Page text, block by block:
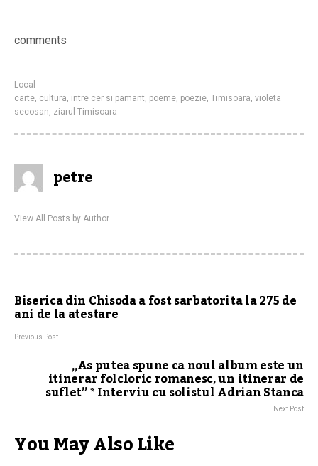
comments
Local
carte, cultura, intre cer si pamant, poeme, poezie, Timisoara, violeta
secosan, ziarul Timisoara
petre
View All Posts by Author
Biserica din Chisoda a fost sarbatorita la 275 de
ani de la atestare
Previous Post
„As putea spune ca noul album este un
itinerar folcloric romanesc, un itinerar de
suflet” * Interviu cu solistul Adrian Stanca
Next Post
You May Also Like